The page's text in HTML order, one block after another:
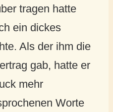
tragen hatte
ein dickes
Als der ihm die
gab, hatte er
mehr
Worte